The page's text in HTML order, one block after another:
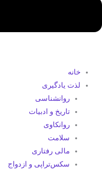
خانه
لذت یادگیری
روانشناسی
تاریخ و ادبیات
روانکاوی
سلامت
مالی رفتاری
سکس‌تراپی و ازدواج